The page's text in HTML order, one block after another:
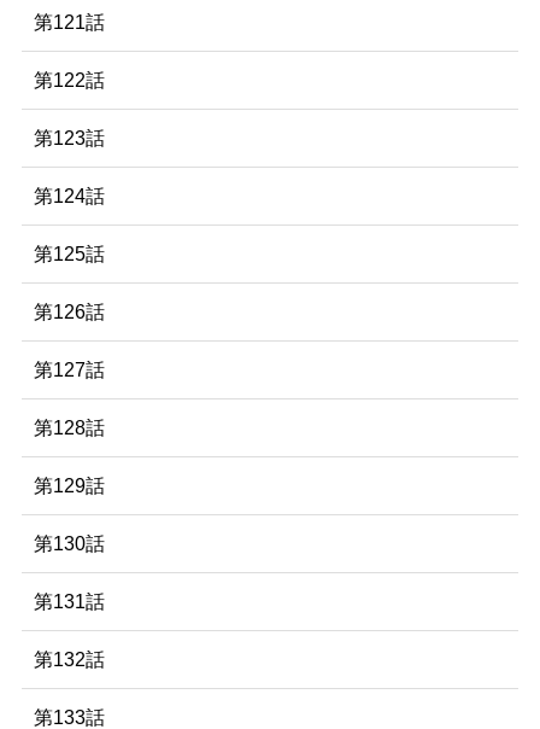
第121話
第122話
第123話
第124話
第125話
第126話
第127話
第128話
第129話
第130話
第131話
第132話
第133話